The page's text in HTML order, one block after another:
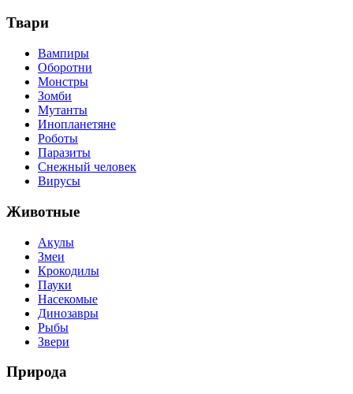
Твари
Вампиры
Оборотни
Монстры
Зомби
Мутанты
Инопланетяне
Роботы
Паразиты
Снежный человек
Вирусы
Животные
Акулы
Змеи
Крокодилы
Пауки
Насекомые
Динозавры
Рыбы
Звери
Природа